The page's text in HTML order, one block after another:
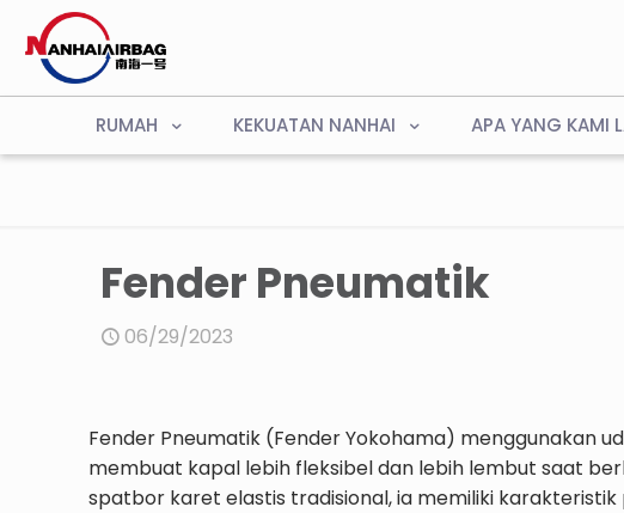
RUMAH KEKUATAN NANHAI APA YANG KAMI
Fender Pneumatik
06/29/2023
Fender Pneumatik (Fender Yokohama) menggunakan
membuat kapal lebih fleksibel dan lebih lembut saat
spatbor karet elastis tradisional, ia memiliki